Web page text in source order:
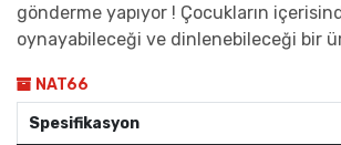
gönderme yapıyor ! Çocukların
oynayabileceği ve dinlenebileceği bir
NAT66
Spesifikasyon